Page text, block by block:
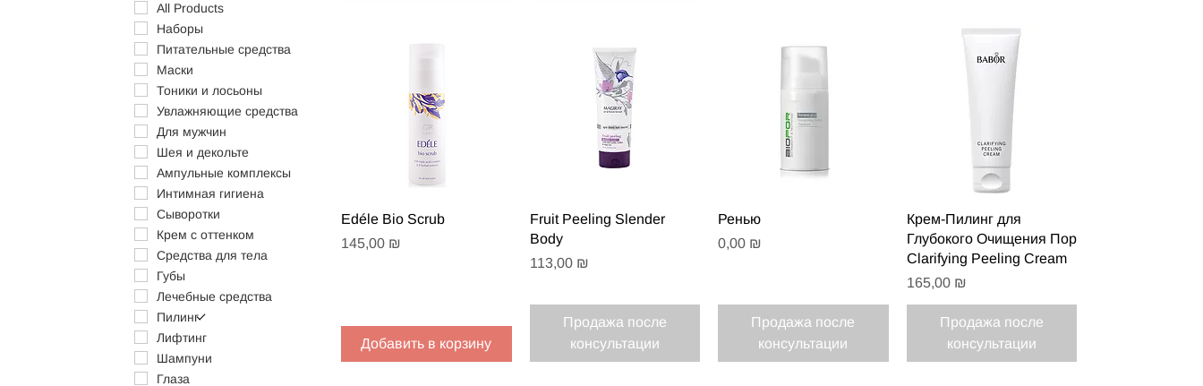
All Products
Наборы
Питательные средства
Маски
Тоники и лосьоны
Увлажняющие средства
Для мужчин
Шея и декольте
Ампульные комплексы
Интимная гигиена
Сыворотки
Крем с оттенком
Средства для тела
Губы
Лечебные средства
Пилинг
Лифтинг
Шампуни
Глаза
Быстрый просмотр
Edéle Bio Scrub
Цена
145,00 ₪
Добавить в корзину
Быстрый просмотр
Fruit Peeling Slender
Body
Цена
113,00 ₪
Продажа после
консультации
Быстрый просмотр
Ренью
Цена
0,00 ₪
Продажа после
консультации
Быстрый просмотр
Крем-Пилинг для
Глубокого Очищения Пор
Clarifying Peeling Cream
Цена
165,00 ₪
Продажа после
консультации